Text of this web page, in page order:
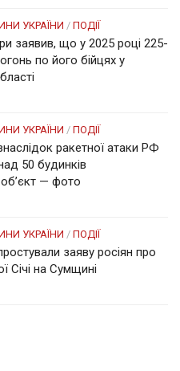
УКРАЇНИ / ПОДІЇ
заявив, що у 2025 році 225-
по його бійцях у
УКРАЇНИ / ПОДІЇ
ракетної атаки РФ
50 будинків
— фото
УКРАЇНИ / ПОДІЇ
заяву росіян про
Січі на Сумщині